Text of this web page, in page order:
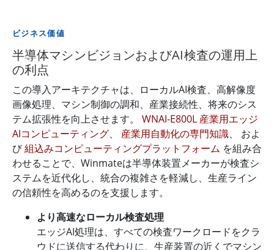
ビジネス価値
半導体マシンビジョンおよびAI検査の運用上
の利点
この導入アーキテクチャは、ローカルAI検査、高解像度
画像処理、マシン制御の調和、産業接続性、将来のシス
テム拡張性を向上させます。 WNAI-E800L 産業用エッジ
AIコンピューティング、 産業用自動化の専門知識、 およ
び組込みコンピューティングプラットフォーム を組み合
わせることで、Winmateは半導体装置メーカーが検査シ
ステムを近代化し、統合の複雑さを軽減し、生産ライン
の信頼性を高めるのを支援します。
より高速なローカル検査処理
エッジAI処理は、すべての検査ワークロードをクラ
ウドに送信する代わりに、生産装置の近くでマシン